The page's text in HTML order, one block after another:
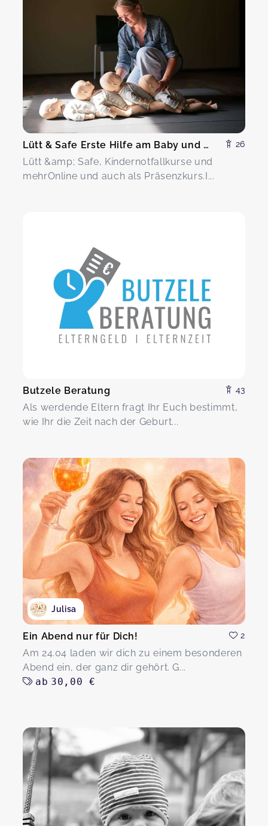
Lütt & Safe Erste Hilfe am Baby und Kind 26
Lütt &amp; Safe, Kindernotfallkurse und
mehrOnline und auch als Präsenzkurs.I...
Butzele Beratung 43
Als werdende Eltern fragt Ihr Euch bestimmt,
wie Ihr die Zeit nach der Geburt...
Julisa
Ein Abend nur für Dich! 2
Am 24.04 laden wir dich zu einem besonderen
Abend ein, der ganz dir gehört. G...
ab 30,00 €